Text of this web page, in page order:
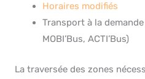
Horaires modifiés
Transport à la
MOBI’Bus, ACTI’Bus)
La traversée des zones